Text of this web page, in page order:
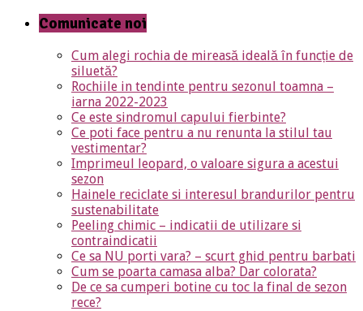
Comunicate noi
Cum alegi rochia de mireasă ideală în funcție de
siluetă?
Rochiile in tendinte pentru sezonul toamna –
iarna 2022-2023
Ce este sindromul capului fierbinte?
Ce poti face pentru a nu renunta la stilul tau
vestimentar?
Imprimeul leopard, o valoare sigura a acestui
sezon
Hainele reciclate si interesul brandurilor pentru
sustenabilitate
Peeling chimic – indicatii de utilizare si
contraindicatii
Ce sa NU porti vara? – scurt ghid pentru barbati
Cum se poarta camasa alba? Dar colorata?
De ce sa cumperi botine cu toc la final de sezon
rece?